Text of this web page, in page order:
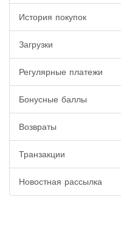
История покупок
Загрузки
Регулярные платежи
Бонусные баллы
Возвраты
Транзакции
Новостная рассылка